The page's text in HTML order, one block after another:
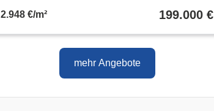
2.948 €/m² 199.000 €
mehr Angebote